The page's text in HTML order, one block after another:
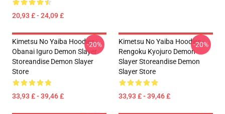
20,93 £ - 24,09 £
Kimetsu No Yaiba Hoodies -
Obanai Iguro Demon Slayer
Storeandise Demon Slayer
Store
33,93 £ - 39,46 £
-20%
Kimetsu No Yaiba Hoodies -
Rengoku Kyojuro Demon
Slayer Storeandise Demon
Slayer Store
33,93 £ - 39,46 £
-20%